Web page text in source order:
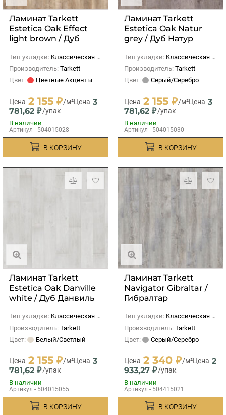
Ламинат Tarkett
Estetica Oak Effect
light brown / Дуб
коричневый
Тип укладки: Классическая (прямая)
Производитель: Tarkett
Цвет:
Цветные Акценты
Цена 2 155 ₽/м²Цена 3
781,62 ₽/упак
В наличии
Артикул - 504015028
В КОРЗИНУ
Ламинат Tarkett
Estetica Oak Natur
grey / Дуб Натур
Тип укладки: Классическая (прямая)
Производитель: Tarkett
Цвет:
Серый/Серебро
Цена 2 155 ₽/м²Цена 3
781,62 ₽/упак
В наличии
Артикул - 504015030
В КОРЗИНУ
Ламинат Tarkett
Estetica Oak Danville
white / Дуб Данвиль
Тип укладки: Классическая (прямая)
Производитель: Tarkett
Цвет:
Белый/Светлый
Цена 2 155 ₽/м²Цена 3
781,62 ₽/упак
В наличии
Артикул - 504015055
В КОРЗИНУ
Ламинат Tarkett
Navigator Gibraltar /
Гибралтар
Тип укладки: Классическая (прямая)
Производитель: Tarkett
Цвет:
Серый/Серебро
Цена 2 340 ₽/м²Цена 2
933,27 ₽/упак
В наличии
Артикул - 504415021
В КОРЗИНУ